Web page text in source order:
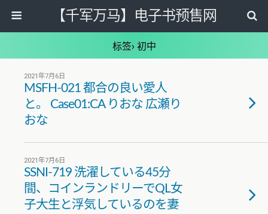
【千军万马】电子书预售网
标签› 初中
2021年7月6日
MSFH-021 都合の良い愛人
と。 Case01:CA りおな 広瀬り
おな
2021年7月6日
SSNI-719 洗濯している45分
間、コインランドリーでQL女
子大生と浮気しているのを妻